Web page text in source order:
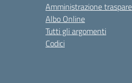
Amministrazione
Albo Online
Tutti gli argomenti
Codici